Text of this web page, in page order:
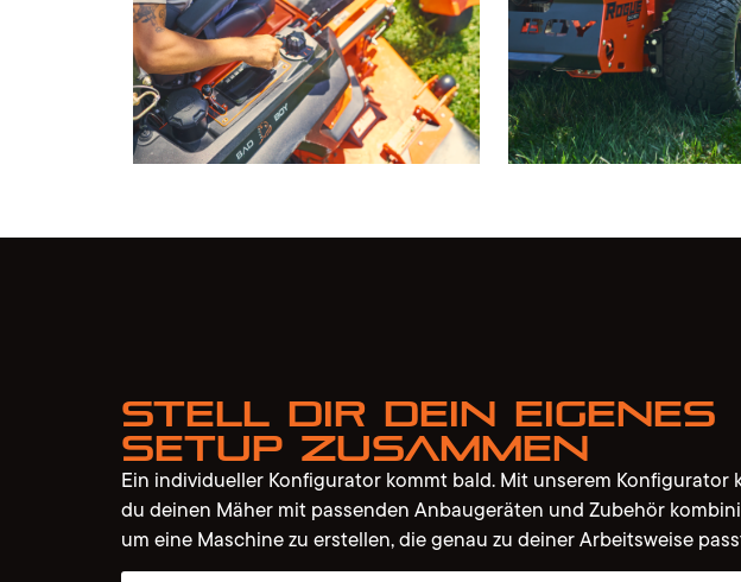
Stell dir dein eigenes
Setup zusammen
Ein individueller Konfigurator kommt bald. Mit unserem Konfigurator
du deinen Mäher mit passenden Anbaugeräten und Zubehör
um eine Maschine zu erstellen, die genau zu deiner Arbeitsweise